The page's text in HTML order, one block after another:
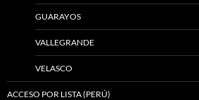
GUARAYOS
VALLEGRANDE
VELASCO
ACCESO POR LISTA (PERÚ)